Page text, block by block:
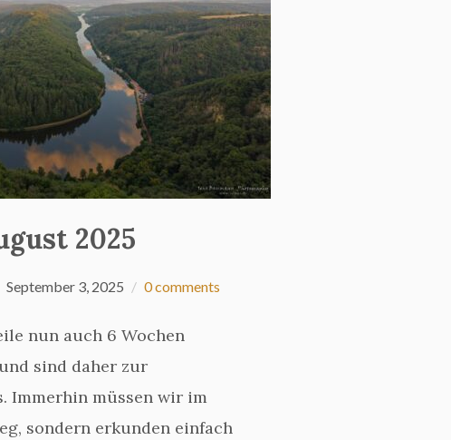
2025
September 3, 2025 0 comments
nun auch 6 Wochen
sind daher zur
Immerhin müssen wir im
sondern erkunden einfach